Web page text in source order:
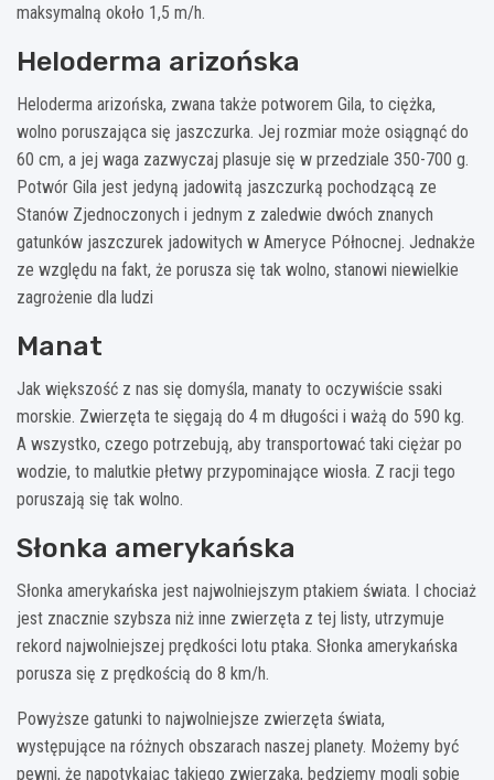
maksymalną około 1,5 m/h.
Heloderma arizońska
Heloderma arizońska, zwana także potworem Gila, to ciężka,
wolno poruszająca się jaszczurka. Jej rozmiar może osiągnąć do
60 cm, a jej waga zazwyczaj plasuje się w przedziale 350-700 g.
Potwór Gila jest jedyną jadowitą jaszczurką pochodzącą ze
Stanów Zjednoczonych i jednym z zaledwie dwóch znanych
gatunków jaszczurek jadowitych w Ameryce Północnej. Jednakże
ze względu na fakt, że porusza się tak wolno, stanowi niewielkie
zagrożenie dla ludzi
Manat
Jak większość z nas się domyśla, manaty to oczywiście ssaki
morskie. Zwierzęta te sięgają do 4 m długości i ważą do 590 kg.
A wszystko, czego potrzebują, aby transportować taki ciężar po
wodzie, to malutkie płetwy przypominające wiosła. Z racji tego
poruszają się tak wolno.
Słonka amerykańska
Słonka amerykańska jest najwolniejszym ptakiem świata. I chociaż
jest znacznie szybsza niż inne zwierzęta z tej listy, utrzymuje
rekord najwolniejszej prędkości lotu ptaka. Słonka amerykańska
porusza się z prędkością do 8 km/h.
Powyższe gatunki to najwolniejsze zwierzęta świata,
występujące na różnych obszarach naszej planety. Możemy być
pewni, że napotykając takiego zwierzaka, będziemy mogli sobie